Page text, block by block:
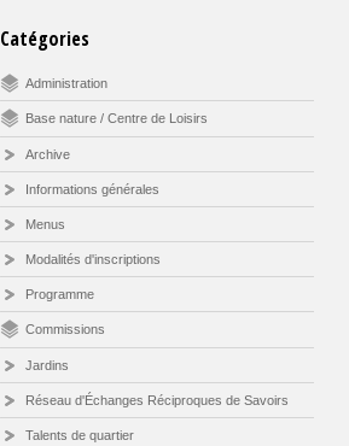
Catégories
Administration
Base nature / Centre de Loisirs
Archive
Informations générales
Menus
Modalités d'inscriptions
Programme
Commissions
Jardins
Réseau d'Échanges Réciproques de Savoirs
Talents de quartier